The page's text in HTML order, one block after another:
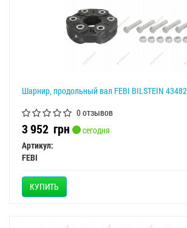
Шарнир, продольный вал FEBI BILSTEIN 43482
0 отзывов
3 952 грн
сегодня
Артикул:
FEBI
КУПИТЬ